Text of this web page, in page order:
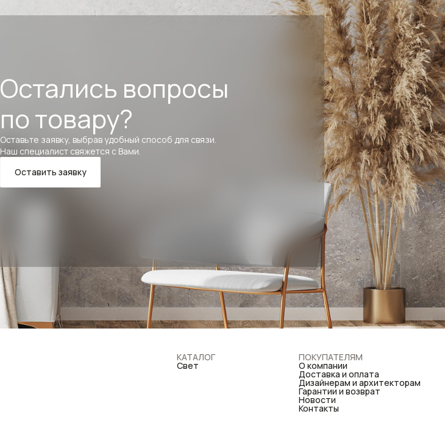
Остались вопросы
по товару?
Оставьте заявку, выбрав удобный способ для связи.
Наш специалист свяжется с Вами.
Оставить заявку
КАТАЛОГ
Свет
ПОКУПАТЕЛЯМ
О компании
Доставка и оплата
Дизайнерам и архитекторам
Гарантии и возврат
Новости
Контакты